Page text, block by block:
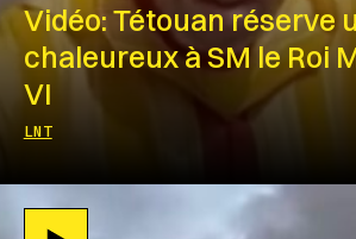
Vidéo: Tétouan réserve
chaleureux à SM le Roi
VI
LNT